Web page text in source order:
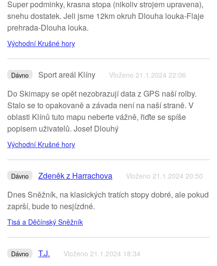
Super podminky, krasna stopa (nikoliv strojem upravena),
snehu dostatek. Jeli jsme 12km okruh Dlouha louka-Flaje
prehrada-Dlouha louka.
Východní Krušné hory
Dávno Sport areál Klíny Vloženo 21.1.2024 22:06
Do Skimapy se opět nezobrazují data z GPS naší rolby.
Stalo se to opakovaně a závada není na naší straně. V
oblasti Klínů tuto mapu neberte vážně, řiďte se spíše
popisem uživatelů. Josef Dlouhý
Východní Krušné hory
Dávno Zdeněk z Harrachova Vloženo 21.1.2024 20:50
Dnes Sněžník, na klasických tratích stopy dobré, ale pokud
zaprší, bude to nesjízdné.
Tisá a Děčínský Sněžník
Dávno T.J. Vloženo 21.1.2024 18:34